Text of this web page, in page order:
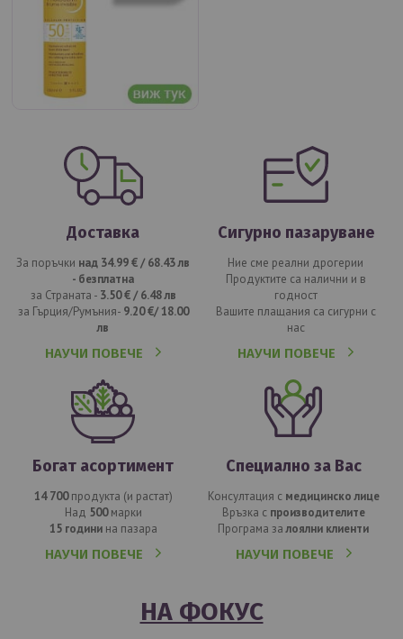
Доставка
За поръчки над 34.99 € / 68.43 лв
- безплатна
за Страната - 3.50 € / 6.48 лв
за Гърция/Румъния- 9.20 €/ 18.00
лв
НАУЧИ ПОВЕЧЕ
Сигурно пазаруване
Ние сме реални дрогерии
Продуктите са налични и в
годност
Вашите плащания са сигурни с
нас
НАУЧИ ПОВЕЧЕ
Богат асортимент
14 700продукта (и растат)
Над 500марки
15 годинина пазара
НАУЧИ ПОВЕЧЕ
Специално за Вас
Консултация с медицинско лице
Връзка с производителите
Програма залоялни клиенти
НАУЧИ ПОВЕЧЕ
НА ФОКУС